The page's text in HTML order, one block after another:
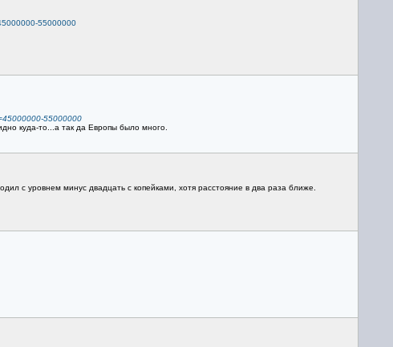
55000000
55000000
куда-то...а так да Европы было много.
с уровнем минус двадцать с копейками, хотя расстояние в два раза ближе.